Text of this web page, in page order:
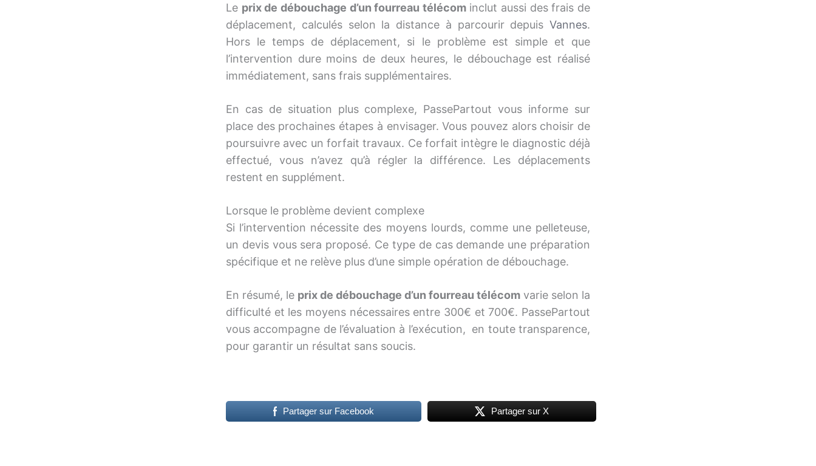
Le prix de débouchage d’un fourreau télécominclut aussi des frais de
déplacement, calculés selon la distance à parcourir depuis Vannes.
Hors le temps de déplacement, si le problème est simple et que
l’intervention dure moins de deux heures, le débouchage est réalisé
immédiatement, sans frais supplémentaires.
En cas de situation plus complexe, PassePartout vous informe sur
place des prochaines étapes à envisager. Vous pouvez alors choisir de
poursuivre avec un forfait travaux. Ce forfait intègre le diagnostic déjà
effectué, vous n’avez qu’à régler la différence. Les déplacements
restent en supplément.
Lorsque le problème devient complexe
Si l’intervention nécessite des moyens lourds, comme une pelleteuse,
un devis vous sera proposé. Ce type de cas demande une préparation
spécifique et ne relève plus d’une simple opération de débouchage.
En résumé, le prix de débouchage d’un fourreau télécom varie selon la
difficulté et les moyens nécessaires entre 300€ et 700€. PassePartout
vous accompagne de l’évaluation à l’exécution, en toute transparence,
pour garantir un résultat sans soucis.
Partager sur Facebook Partager sur X